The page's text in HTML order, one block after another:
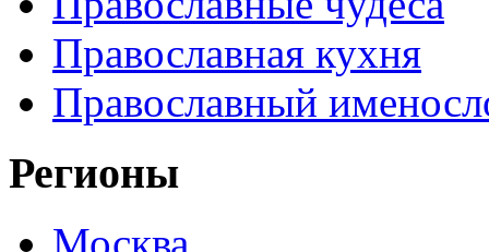
Православная кухня
Православный
Регионы